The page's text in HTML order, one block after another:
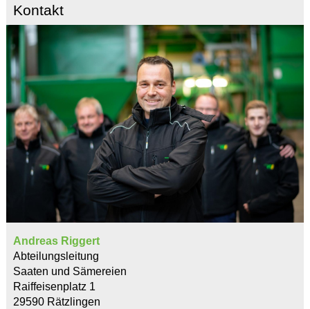
Kontakt
Andreas Riggert
Abteilungsleitung
Saaten und Sämereien
Raiffeisenplatz 1
29590 Rätzlingen